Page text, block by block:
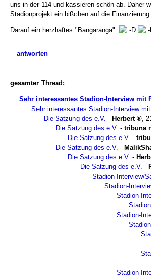
uns in der 114 und kassieren schön ab. Daher
Stadionprojekt ein bißchen auf die
Darauf ein herzhaftes "Bangaranga".
antworten
gesamter Thread:
Sehr interessantes Stadion-Interview mit
Sehr interessantes Stadion-Interview
Die Satzung des e.V. - Herbert
Die Satzung des e.V. - tribuna
Die Satzung des e.V. -
Die Satzung des e.V. -
Die Satzung des e.V. -
Die Satzung des e.V. -
Stadion-Interview/
Stadion-
Stadion-
Stadion-
Stadion-